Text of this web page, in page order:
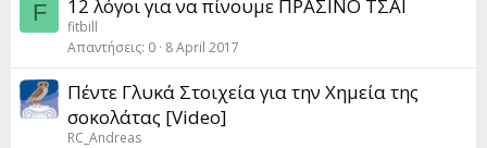
F 12 λόγοι για να πίνουμε ΠΡΑΣΙΝΟ ΤΣΑΙ
fitbill
Απαντήσεις 0 8 April 2017
Πέντε Γλυκά Στοιχεία για την Χημεία της
σοκολάτας [Video]
RC_Andreas